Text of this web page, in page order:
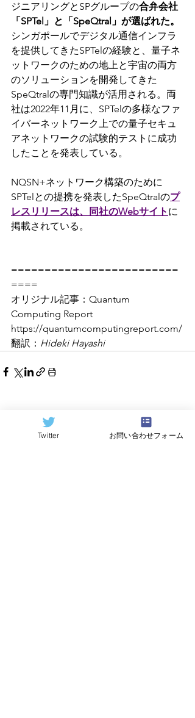
ジニアリングとSPグループの合弁会社
「SPTel」と「SpeQtral」が選ばれた。
シンガポールでデジタル通信インフラ
を提供してきたSPTelの経験と、量子ネ
ットワークのための地上と宇宙の両方
のソリューションを開発してきた
SpeQtralの専門知識が活用される。両
社は2022年11月に、SPTelの多様なファ
イバーネットワーク上での量子セキュ
アネットワークの試験的テストに成功
したことを発表している。
NQSN+ネットワーク構築のために
SPTelとの提携を発表したSpeQtralのプ
レスリリースは、同社のWebサイト に
掲載されている。
=========================
====
オリジナル記事：Quantum
Computing Report
https://quantumcomputingreport.com/
翻訳： Hideki Hayashi
関連記事
Twitter お問い合わせフォーム